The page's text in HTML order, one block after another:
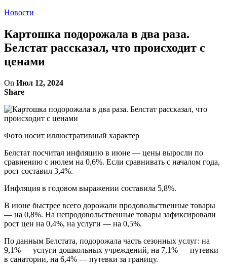
Новости
Картошка подорожала в два раза.
Белстат рассказал, что происходит с
ценами
On Июл 12, 2024
Share
Фото носит иллюстративный характер
Белстат посчитал инфляцию в июне — цены выросли по
сравнению с июлем на 0,6%. Если сравнивать с началом года,
рост составил 3,4%.
Инфляция в годовом выражении составила 5,8%.
В июне быстрее всего дорожали продовольственные товары
— на 0,8%. На непродовольственные товары зафиксировали
рост цен на 0,4%, на услуги — на 0,5%.
По данным Белстата, подорожала часть сезонных услуг: на
9,1% — услуги дошкольных учреждений, на 7,1% — путевки
в санатории, на 6,4% — путевки за границу.